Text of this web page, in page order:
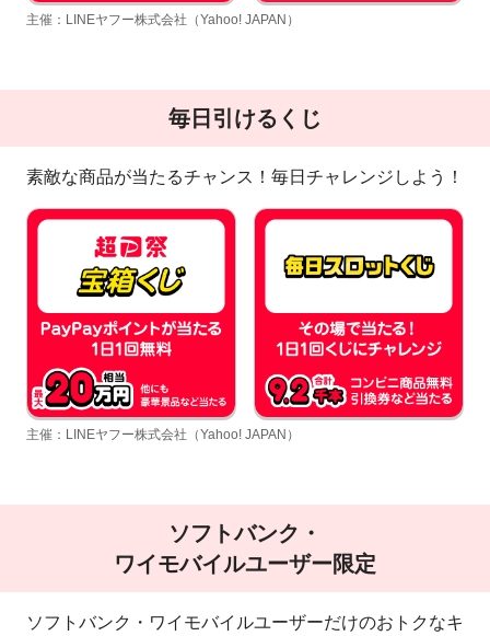
主催：LINEヤフー株式会社（Yahoo! JAPAN）
毎日引けるくじ
素敵な商品が当たるチャンス！毎日チャレンジしよう！
主催：LINEヤフー株式会社（Yahoo! JAPAN）
ソフトバンク・
ワイモバイルユーザー限定
ソフトバンク・ワイモバイルユーザーだけのおトクなキ